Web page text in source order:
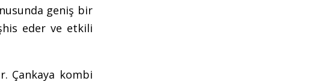
geniş bir
eder ve etkili
Çankaya kombi